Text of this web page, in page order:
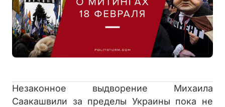
Незаконное выдворение Михаила
Саакашвили за пределы Украины пока не